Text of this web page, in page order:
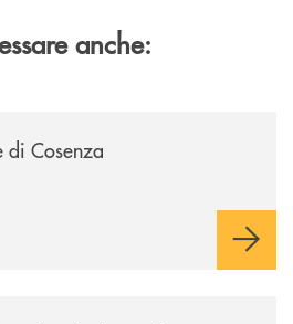
anche:
di Cosenza